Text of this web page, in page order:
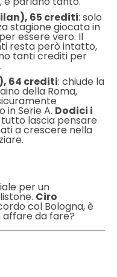
65 crediti: solo
stagione giocata in
essere vero. Il
resta però intatto,
tanti crediti per
64 crediti: chiude la
della Roma,
in Serie A. Dodici i
tutto lascia pensare
a crescere nella
per un
Ciro
col Bologna, è
affare da fare?